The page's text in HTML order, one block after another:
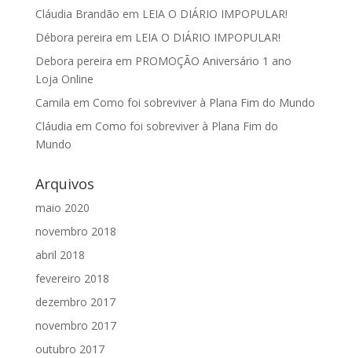
Cláudia Brandão em LEIA O DIÁRIO IMPOPULAR!
Débora pereira em LEIA O DIÁRIO IMPOPULAR!
Debora pereira em PROMOÇÃO Aniversário 1 ano
Loja Online
Camila em Como foi sobreviver à Plana Fim do Mundo
Cláudia em Como foi sobreviver à Plana Fim do
Mundo
Arquivos
maio 2020
novembro 2018
abril 2018
fevereiro 2018
dezembro 2017
novembro 2017
outubro 2017